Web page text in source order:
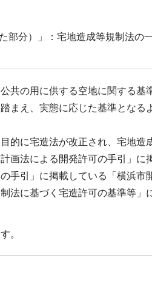
部分）」：宅地造成等規制法の
の用に供する空地に関する基
まえ、実態に応じた基準となる
に宅造法が改正され、宅地造
画法による開発許可の手引」に
手引」に掲載している「横浜市
法に基づく宅造許可の基準等」
。